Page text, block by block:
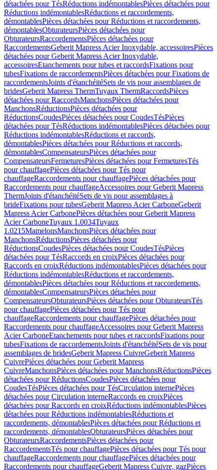
détachées pour TésRéductions indémontablesPièces détachées pour
Réductions indémontablesRéductions et raccordements,
démontablesPièces détachées pour Réductions et raccordements,
démontablesObturateursPièces détachées pour
ObturateursRaccordementsPièces détachées pour
RaccordementsGeberit Mapress Acier Inoxydable, accessoiresPièces
détachées pour Geberit Mapress Acier Inoxydable,
accessoiresEtanchements pour tubes et raccordsFixations pour
tubesFixations de raccordementsPièces détachées pour Fixations de
raccordementsJoints d'étanchéitéSets de vis pour assemblages de
bridesGeberit Mapress ThermTuyaux ThermRaccordsPièces
détachées pour RaccordsManchonsPièces détachées pour
ManchonsRéductionsPièces détachées pour
RéductionsCoudesPièces détachées pour CoudesTésPièces
détachées pour TésRéductions indémontablesPièces détachées pour
Réductions indémontablesRéductions et raccords,
démontablesPièces détachées pour Réductions et raccords,
démontablesCompensateursPièces détachées pour
CompensateursFermeturesPièces détachées pour FermeturesTés
pour chauffagePièces détachées pour Tés pour
chauffageRaccordements pour chauffagePièces détachées pour
Raccordements pour chauffageAccessoires pour Geberit Mapress
ThermJoints d'étanchéitéSets de vis pour assemblages à
brideFixations pour tubesGeberit Mapress Acier CarboneGeberit
Mapress Acier CarbonePièces détachées pour Geberit Mapress
Acier CarboneTuyaux 1.0034Tuyaux
1.0215MamelonsManchonsPièces détachées pour
ManchonsRéductionsPièces détachées pour
RéductionsCoudesPièces détachées pour CoudesTésPièces
détachées pour TésRaccords en croixPièces détachées pour
Raccords en croixRéductions indémontablesPièces détachées pour
Réductions indémontablesRéductions et raccordements,
démontablesPièces détachées pour Réductions et raccordements,
démontablesCompensateursPièces détachées pour
CompensateursObturateursPièces détachées pour ObturateursTés
pour chauffagePièces détachées pour Tés pour
chauffageRaccordements pour chauffagePièces détachées pour
Raccordements pour chauffageAccessoires pour Geberit Mapress
Acier CarboneEtanchements pour tubes et raccordsFixations pour
tubesFixations de raccordementsJoints d'étanchéitéSets de vis pour
assemblages de bridesGeberit Mapress CuivreGeberit Mapress
CuivrePièces détachées pour Geberit Mapress
CuivreManchonsPièces détachées pour ManchonsRéductionsPièces
détachées pour RéductionsCoudesPièces détachées pour
CoudesTésPièces détachées pour TésCirculation internePièces
détachées pour Circulation interneRaccords en croixPièces
détachées pour Raccords en croixRéductions indémontablesPièces
détachées pour Réductions indémontablesRéductions et
raccordements, démontablesPièces détachées pour Réductions et
raccordements, démontablesObturateursPièces détachées pour
ObturateursRaccordementsPièces détachées pour
RaccordementsTés pour chauffagePièces détachées pour Tés pour
chauffageRaccordements pour chauffagePièces détachées pour
Raccordements pour chauffageGeberit Mapress Cuivre, gazPièces